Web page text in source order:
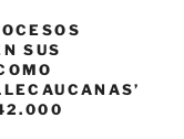
SUS